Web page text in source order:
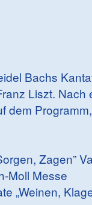
Bachs
Liszt.
dem
Zagen”
Moll Messe
„Weinen,